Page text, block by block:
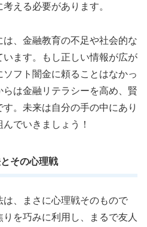
える必要があります。
は、金融教育の不足や社会的な
ます。もし正しい情報が広が
フト闇金に頼ることはなかっ
は金融リテラシーを高め、賢
。未来は自分の手の中にあり
でいきましょう！
その心理戦
、まさに心理戦そのもので
を巧みに利用し、まるで友人